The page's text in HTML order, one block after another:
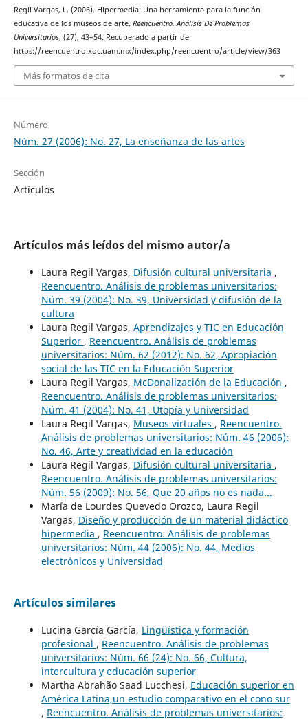
Regil Vargas, L. (2006). Hipermedia: Una herramienta para la función
educativa de los museos de arte. Reencuentro. Análisis De Problemas
Universitarios, (27), 43–54. Recuperado a partir de
https://reencuentro.xoc.uam.mx/index.php/reencuentro/article/view/363
Más formatos de cita
Número
Núm. 27 (2006): No. 27, La enseñanza de las artes
Sección
Artículos
Artículos más leídos del mismo autor/a
Laura Regil Vargas, Difusión cultural universitaria ,
Reencuentro. Análisis de problemas universitarios:
Núm. 39 (2004): No. 39, Universidad y difusión de la
cultura
Laura Regil Vargas, Aprendizajes y TIC en Educación
Superior , Reencuentro. Análisis de problemas
universitarios: Núm. 62 (2012): No. 62, Apropiación
social de las TIC en la Educación Superior
Laura Regil Vargas, McDonalización de la Educación ,
Reencuentro. Análisis de problemas universitarios:
Núm. 41 (2004): No. 41, Utopía y Universidad
Laura Regil Vargas, Museos virtuales , Reencuentro.
Análisis de problemas universitarios: Núm. 46 (2006):
No. 46, Arte y creatividad en la educación
Laura Regil Vargas, Difusión cultural universitaria ,
Reencuentro. Análisis de problemas universitarios:
Núm. 56 (2009): No. 56, Que 20 años no es nada...
María de Lourdes Quevedo Orozco, Laura Regil
Vargas, Diseño y producción de un material didáctico
hipermedia , Reencuentro. Análisis de problemas
universitarios: Núm. 44 (2006): No. 44, Medios
electrónicos y Universidad
Artículos similares
Lucina García García, Lingüística y formación
profesional , Reencuentro. Análisis de problemas
universitarios: Núm. 66 (24): No. 66, Cultura,
intercultura y educación superior
Martha Abrahão Saad Lucchesi, Educación superior en
América Latina,un estudio comparativo en el cono sur
, Reencuentro. Análisis de problemas universitarios: